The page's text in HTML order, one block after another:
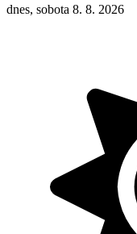
dnes, sobota 8. 8. 2026